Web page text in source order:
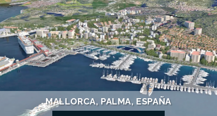
MALLORCA, PALMA, ESPAÑA